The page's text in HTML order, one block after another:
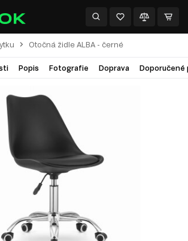
Otočná židle ALBA - černé
Popis Fotografie Doprava Doporučené